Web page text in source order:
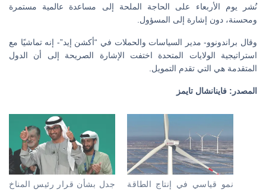
نُشر يوم الأربعاء على الحاجة الملحة إلى مساعدة عالمية مستمرة
ومحسنة، دون إشارة إلى المسؤول.
وقال براندونوو- مدير السياسات والحملات في “أكشن إيد”- إنه تماشيًا مع
استراتيجية الولايات المتحدة اختفت الإشارة الصريحة إلى أن الدول
المتقدمة هي التي تقدم التمويل.
المصدر: فاينانشال تايمز
جدل بشأن قرار رئيس المناخ
نمو قياسي في إنتاج الطاقة